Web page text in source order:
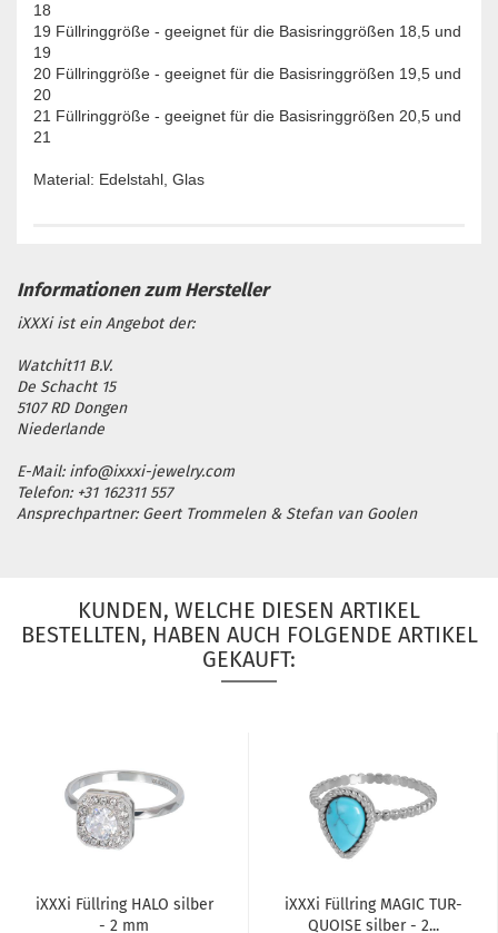
18
19 Füllringgröße - geeignet für die Basisringgrößen 18,5 und
19
20 Füllringgröße - geeignet für die Basisringgrößen 19,5 und
20
21 Füllringgröße - geeignet für die Basisringgrößen 20,5 und
21
Material: Edelstahl, Glas
iXXXi ist ein Angebot der:
Watchit11 B.V.
De Schacht 15
5107 RD Dongen
Niederlande
E-Mail: info@ixxxi-jewelry.com
Telefon: +31 162311 557
Ansprechpartner: Geert Trommelen & Stefan van Goolen
KUNDEN, WELCHE DIESEN ARTIKEL
BESTELLTEN, HABEN AUCH FOLGENDE ARTIKEL
GEKAUFT:
iXXXi Füll­ring HALO sil­ber
- 2 mm
iXXXi Füll­ring MAGIC TUR­
QUOI­SE sil­ber - 2...